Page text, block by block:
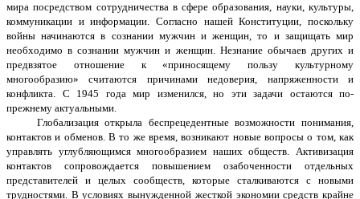
мира посредством сотрудничества в сфере образования, науки, культуры,
коммуникации и информации. Согласно нашей Конституции, поскольку
войны начинаются в сознании мужчин и женщин, то и защищать мир
необходимо в сознании мужчин и женщин. Незнание обычаев других и
предвзятое отношение к «приносящему пользу культурному
многообразию» считаются причинами недоверия, напряженности и
конфликта. С 1945 года мир изменился, но эти задачи остаются по-
прежнему актуальными.
Глобализация открыла беспрецедентные возможности понимания,
контактов и обменов. В то же время, возникают новые вопросы о том, как
управлять углубляющимся многообразием наших обществ. Активизация
контактов сопровождается повышением озабоченности отдельных
представителей и целых сообществ, которые сталкиваются с новыми
трудностями. В условиях вынужденной жесткой экономии средств крайне